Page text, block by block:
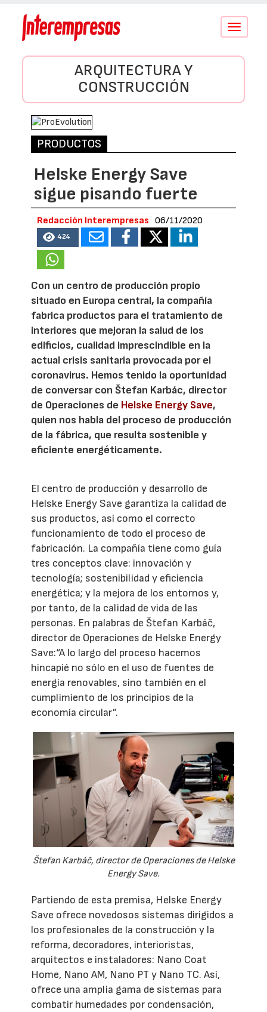
Conmutar
ARQUITECTURA Y
CONSTRUCCIÓN
PRODUCTOS
Helske Energy Save
sigue pisando fuerte
Redacción Interempresas 06/11/2020
424
Con un centro de producción propio
situado en Europa central, la compañía
fabrica productos para el tratamiento de
interiores que mejoran la salud de los
edificios, cualidad imprescindible en la
actual crisis sanitaria provocada por el
coronavirus. Hemos tenido la oportunidad
de conversar con Štefan Karbác, director
de Operaciones de Helske Energy Save,
quien nos habla del proceso de producción
de la fábrica, que resulta sostenible y
eficiente energéticamente.
El centro de producción y desarrollo de
Helske Energy Save garantiza la calidad de
sus productos, así como el correcto
funcionamiento de todo el proceso de
fabricación. La compañía tiene como guía
tres conceptos clave: innovación y
tecnología; sostenibilidad y eficiencia
energética; y la mejora de los entornos y,
por tanto, de la calidad de vida de las
personas. En palabras de Štefan Karbáč,
director de Operaciones de Helske Energy
Save:“A lo largo del proceso hacemos
hincapié no sólo en el uso de fuentes de
energía renovables, sino también en el
cumplimiento de los principios de la
economía circular”.
Štefan Karbáč, director de Operaciones de Helske
Energy Save.
Partiendo de esta premisa, Helske Energy
Save ofrece novedosos sistemas dirigidos a
los profesionales de la construcción y la
reforma, decoradores, interioristas,
arquitectos e instaladores: Nano Coat
Home, Nano AM, Nano PT y Nano TC. Así,
ofrece una amplia gama de sistemas para
combatir humedades por condensación,